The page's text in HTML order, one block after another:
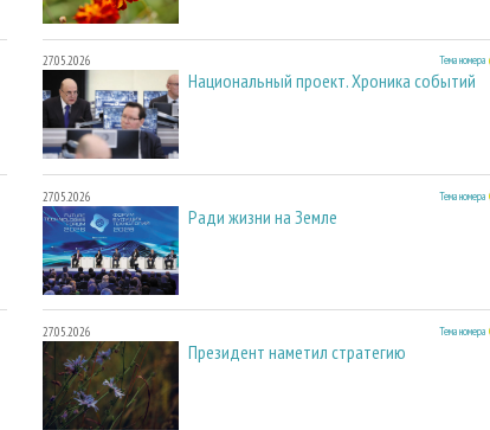
27.05.2026 Тема номера
Национальный проект. Хроника событий
27.05.2026 Тема номера
Ради жизни на Земле
27.05.2026 Тема номера
Президент наметил стратегию